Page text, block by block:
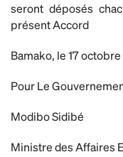
seront déposés
présent Accord
Bamako, le 17
Pour Le
Modibo Sidibé
Ministre des Affaires